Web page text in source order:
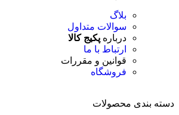
بلاگ
سوالات متداول
درباره پکیج کالا
ارتباط با ما
قوانین و مقررات
فروشگاه
دسته بندی محصولات